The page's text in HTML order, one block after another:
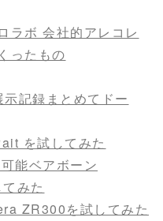
ラボ 会社的アレコレ
ったもの
記録まとめてドー
を試してみた
能ベアボーン
みた
ZR300を試してみた